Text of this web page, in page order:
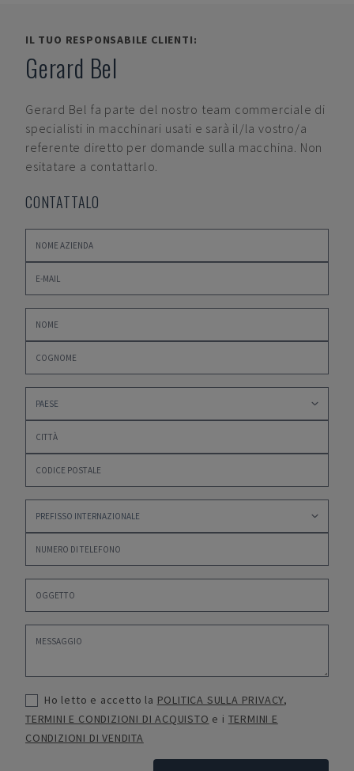
IL TUO RESPONSABILE CLIENTI:
Gerard Bel
Gerard Bel fa parte del nostro team commerciale di
specialisti in macchinari usati e sarà il/la vostro/a
referente diretto per domande sulla macchina. Non
esitatare a contattarlo.
CONTATTALO
Ho letto e accetto la POLITICA SULLA PRIVACY,
TERMINI E CONDIZIONI DI ACQUISTO e i TERMINI E
CONDIZIONI DI VENDITA